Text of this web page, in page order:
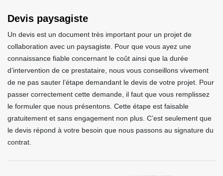
Devis paysagiste
Un devis est un document très important pour un projet de
collaboration avec un paysagiste. Pour que vous ayez une
connaissance fiable concernant le coût ainsi que la durée
d’intervention de ce prestataire, nous vous conseillons vivement
de ne pas sauter l’étape demandant le devis de votre projet. Pour
passer correctement cette demande, il faut que vous remplissez
le formuler que nous présentons. Cette étape est faisable
gratuitement et sans engagement non plus. C’est seulement que
le devis répond à votre besoin que nous passons au signature du
contrat.